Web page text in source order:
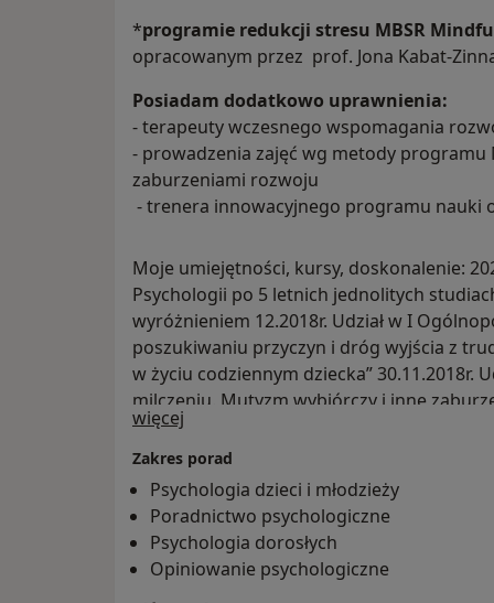
*programie redukcji stresu MBSR
opracowanym przez prof. Jona Kabat-
Posiadam dodatkowo uprawnienia:
- terapeuty wczesnego wspomagania
- prowadzenia zajęć wg metody programu
zaburzeniami rozwoju
- trenera innowacyjnego programu nauki
Moje umiejętności, kursy, doskonalenie:
Psychologii po 5 letnich jednolitych
wyróżnieniem 12.2018r. Udział w I
poszukiwaniu przyczyn i dróg wyjścia z
w życiu codziennym dziecka” 30.11.2018r.
milczeniu. Mutyzm wybiórczy i inne
oraz terapia" 10.03.2018r. Organizacja i
spektrum autyzmu. Prowadzenie Magda
szkoleniu Logopedyczno-psychologiczna
Krzysztof Szamburski 26.11.2016r. Udział
Eline Snel, Warszawa 6.10.2016r. ŁÓDŹ.
Aspergera i autyzmem - praktyczne
Organizacja i udział w warsztacie
więcej
Zakres porad
Psychologia dzieci i młodzieży
Poradnictwo psychologiczne
Psychologia dorosłych
Opiniowanie psychologiczne